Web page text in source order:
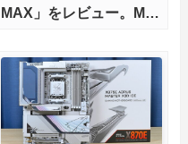
MAX」をレビュー。M.2
版X870Eマザーボードを
徹底検証